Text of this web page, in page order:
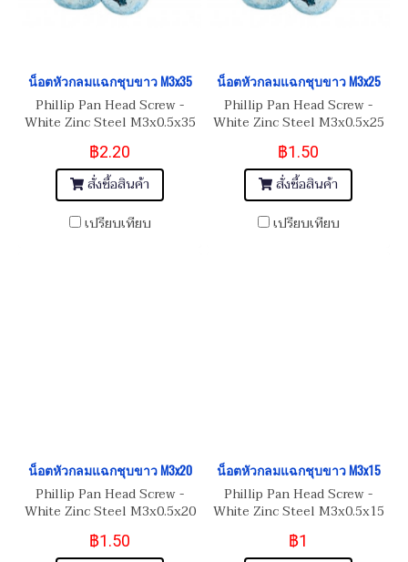
น็อตหัวกลมแฉกชุบขาว M3x35
Phillip Pan Head Screw -
White Zinc Steel M3x0.5x35
สกรูน็อต JP
฿2.20
สั่งซื้อสินค้า
เปรียบเทียบ
น็อตหัวกลมแฉกชุบขาว M3x25
Phillip Pan Head Screw -
White Zinc Steel M3x0.5x25
สกรูน็อต JP
฿1.50
สั่งซื้อสินค้า
เปรียบเทียบ
น็อตหัวกลมแฉกชุบขาว M3x20
Phillip Pan Head Screw -
White Zinc Steel M3x0.5x20
สกรูน็อต JP
฿1.50
น็อตหัวกลมแฉกชุบขาว M3x15
Phillip Pan Head Screw -
White Zinc Steel M3x0.5x15
สกรูน็อต JP
฿1